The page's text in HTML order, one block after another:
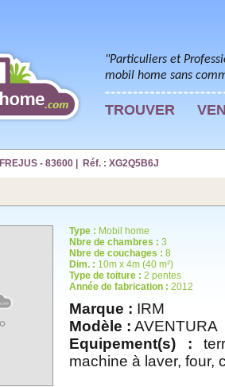
"Particuliers et
mobil home sans
TROUVER
FREJUS - 83600 | Réf. : XG2Q5B6J
Type : Mobil home
Nbre de chambres : 3
Nbre de couchages : 8
Dim. : 10m x 4m (40 m²)
Type de toiture : 2 pentes
Année de fabrication : 2012
Marque : IRM
Modèle : AVENTURA
Equipement(s) :
machine à laver, four,